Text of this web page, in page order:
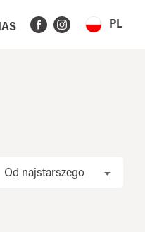
PL
Od najstarszego